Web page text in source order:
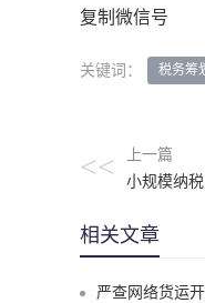
复制微信号
关键词： 税务筹
<<
上一篇
小规模纳税
相关文章
严查网络货运开票乱象